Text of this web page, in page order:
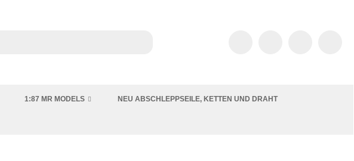
1:87 MR MODELS NEU ABSCHLEPPSEILE, KETTEN UND DRAHT